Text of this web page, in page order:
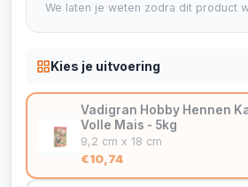
We laten je weten zodra dit product
Kies je uitvoering
Vadigran Hobby Hennen
Volle Mais - 5kg
9,2 cm x 18 cm
€10,74